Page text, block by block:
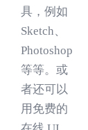
具，例如
Sketch、
Photoshop
等等。或
者还可以
用免费的